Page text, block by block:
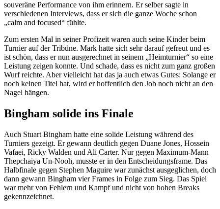
souveräne Performance von ihm erinnern. Er selber sagte in
verschiedenen Interviews, dass er sich die ganze Woche schon
„calm and focused“ fühlte.
Zum ersten Mal in seiner Profizeit waren auch seine Kinder beim
Turnier auf der Tribüne. Mark hatte sich sehr darauf gefreut und es
ist schön, dass er nun ausgerechnet in seinem „Heimturnier“ so eine
Leistung zeigen konnte. Und schade, dass es nicht zum ganz großen
Wurf reichte. Aber vielleicht hat das ja auch etwas Gutes: Solange er
noch keinen Titel hat, wird er hoffentlich den Job noch nicht an den
Nagel hängen.
Bingham solide ins Finale
Auch Stuart Bingham hatte eine solide Leistung während des
Turniers gezeigt. Er gewann deutlich gegen Duane Jones, Hossein
Vafaei, Ricky Walden und Ali Carter. Nur gegen Maximum-Mann
Thepchaiya Un-Nooh, musste er in den Entscheidungsframe. Das
Halbfinale gegen Stephen Maguire war zunächst ausgeglichen, doch
dann gewann Bingham vier Frames in Folge zum Sieg. Das Spiel
war mehr von Fehlern und Kampf und nicht von hohen Breaks
gekennzeichnet.